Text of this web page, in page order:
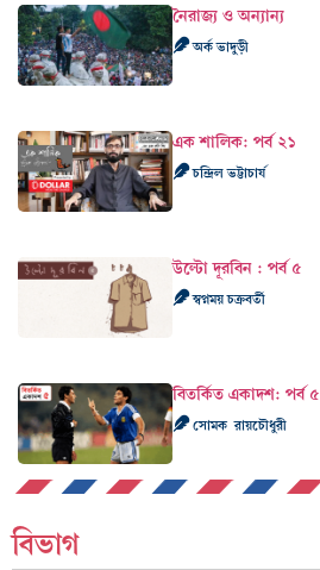
নৈরাজ্য ও অন্যান্য
অর্ক ভাদুড়ী
এক শালিক: পর্ব ২১
চন্দ্রিল ভট্টাচার্য
উল্টো দূরবিন : পর্ব ৫
স্বপ্নময় চক্রবর্তী
বিতর্কিত একাদশ: পর্ব ৫
সোমক রায়চৌধুরী
বিভাগ